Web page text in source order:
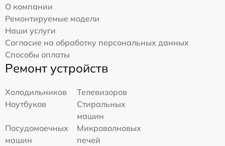
О компании
Ремонтируемые модели
Наши услуги
Согласие на обработку персональных данных
Способы оплаты
Ремонт устройств
Холодильников
Телевизоров
Ноутбуков
Стиральных
машин
Посудомоечных
машин
Микроволновых
печей